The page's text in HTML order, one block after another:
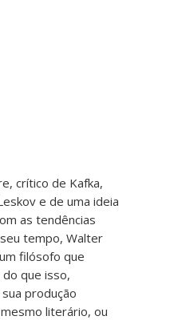
crítico de Kafka,
e de uma ideia
as tendências
tempo, Walter
filósofo que
que isso,
produção
literário, ou